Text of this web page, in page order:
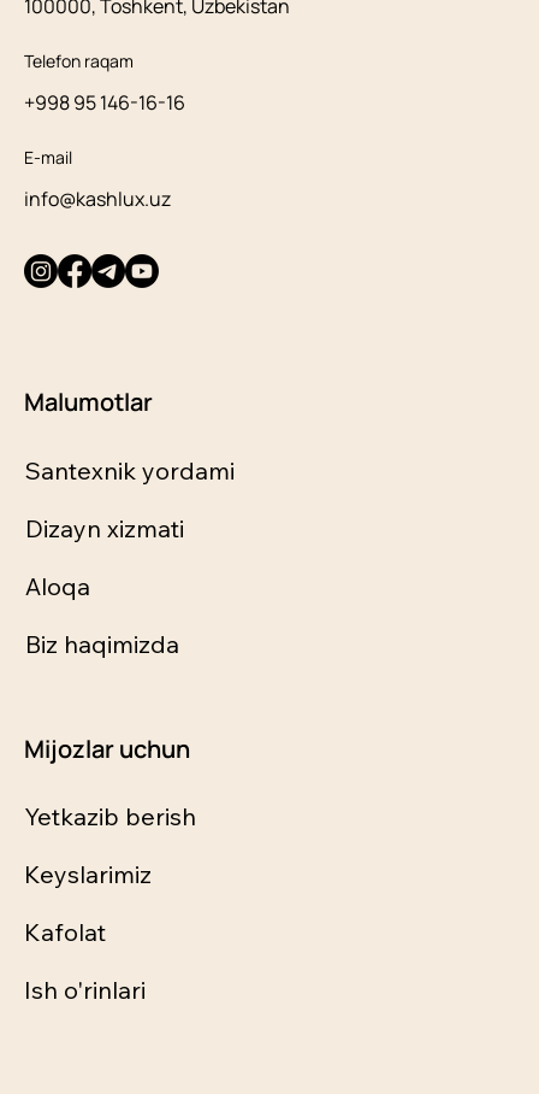
100000, Toshkent, Uzbekistan
Telefon raqam
+998 95 146-16-16
E-mail
info@kashlux.uz
Malumotlar
Santexnik yordami
Dizayn xizmati
Aloqa
Biz haqimizda
Mijozlar uchun
Yetkazib berish
Keyslarimiz
Kafolat
Ish o'rinlari